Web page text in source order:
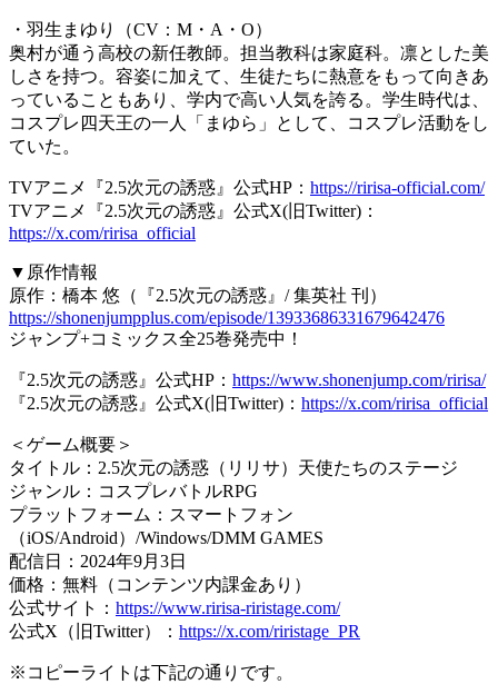
・羽生まゆり（CV：M・A・O）
奥村が通う高校の新任教師。担当教科は家庭科。凛とした美
しさを持つ。容姿に加えて、生徒たちに熱意をもって向きあ
っていることもあり、学内で高い人気を誇る。学生時代は、
コスプレ四天王の一人「まゆら」として、コスプレ活動をし
ていた。
TVアニメ『2.5次元の誘惑』公式HP： https://ririsa-official.com/
TVアニメ『2.5次元の誘惑』公式X(旧Twitter)：
https://x.com/ririsa_official
▼原作情報
原作：橋本 悠（『2.5次元の誘惑』/ 集英社 刊）
https://shonenjumpplus.com/episode/13933686331679642476
ジャンプ+コミックス全25巻発売中！
『2.5次元の誘惑』公式HP： https://www.shonenjump.com/ririsa/
『2.5次元の誘惑』公式X(旧Twitter)： https://x.com/ririsa_official
＜ゲーム概要＞
タイトル：2.5次元の誘惑（リリサ）天使たちのステージ
ジャンル：コスプレバトルRPG
プラットフォーム：スマートフォン
（iOS/Android）/Windows/DMM GAMES
配信日：2024年9月3日
価格：無料（コンテンツ内課金あり）
公式サイト： https://www.ririsa-riristage.com/
公式X（旧Twitter）： https://x.com/riristage_PR
※コピーライトは下記の通りです。